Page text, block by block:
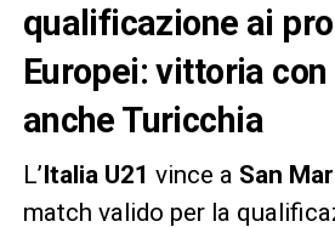
qualificazione ai
Europei: vittoria
anche Turicchia
L’Italia U21 vince a San
match valido per la